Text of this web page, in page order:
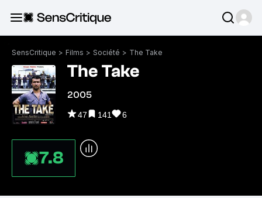
SensCritique > Films > Société > The Take
The Take
2005
47 141 6
7.8